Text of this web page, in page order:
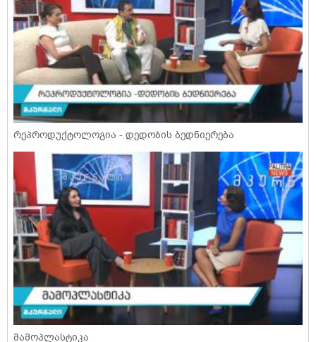
რეპროდუქტოლოგია - დედობის ბედნიერება
მამოპლასტიკა